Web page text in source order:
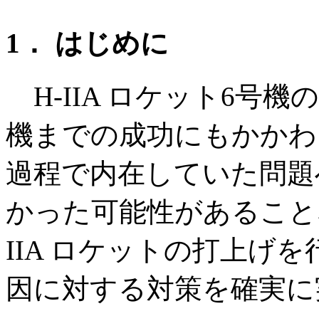
1． はじめに
H-IIA ロケット6号機
機までの成功にもかか
過程で内在していた問
かった可能性があるこ
IIA ロケットの打上げを
因に対する対策を確実